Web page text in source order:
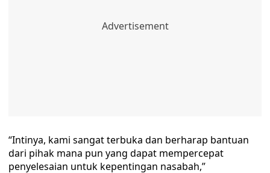
“Intinya, kami sangat terbuka dan berharap bantuan
dari pihak mana pun yang dapat mempercepat
penyelesaian untuk kepentingan nasabah,”